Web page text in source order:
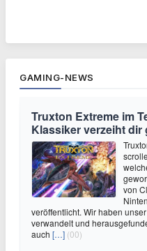
GAMING-NEWS
Truxton Extreme im
Klassiker verzeiht dir
von
veröffentlicht. Wir haben
verwandelt und
auch […] (00)